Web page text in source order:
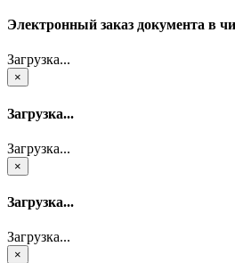
Электронный заказ документа в
Загрузка...
×
Загрузка...
Загрузка...
×
Загрузка...
Загрузка...
×